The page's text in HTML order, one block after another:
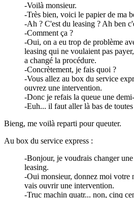
-Voilà monsieur.
-Très bien, voici le papier de ma
-Ah ? C'est du leasing ? Ah ben
-Comment ça ?
-Oui, on a eu trop de problème
leasing qui ne voulaient pas
a changé la procédure.
-Concrètement, je fais quoi ?
-Vous allez au box du service
ouvrez une intervention.
-Donc je refais la queue une
-Euh... il faut aller là bas de
Bieng, me voilà reparti pour queuter.
Au box du service express :
-Bonjour, je voudrais changer
leasing.
-Oui monsieur, donnez moi votre
vais ouvrir une intervention.
-Truc machin quatr... non, cinq